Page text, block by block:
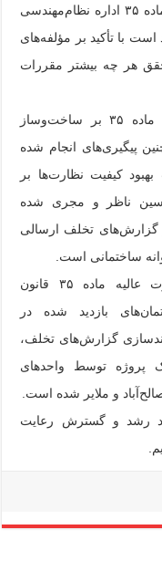
فرزانه عنوان کرد: بازرسین نظارت عالیه ماده ۳۵ اداره نظام‌مهندسی
با تأکید بر مؤلفه‌های
هر چه بیشتر مقررات
وی با بیان این مطلب که نظارت عالیه ماده ۳۵ بر ساخت‌وساز
پیگیری‌های انجام شده
کیفیت نظارت‌ها بر
ناظر و مجری شده
تخلف ارسالی
ساختمانی است.
وی همچنین بیان کرد: پیگیری‌های نظارت عالیه ماده ۳۵ قانون
بازدید شده در
گزارش‌های تخلف،
پروژه توسط واحدهای
و ملایر شده است.
رشد و گسترش رعایت